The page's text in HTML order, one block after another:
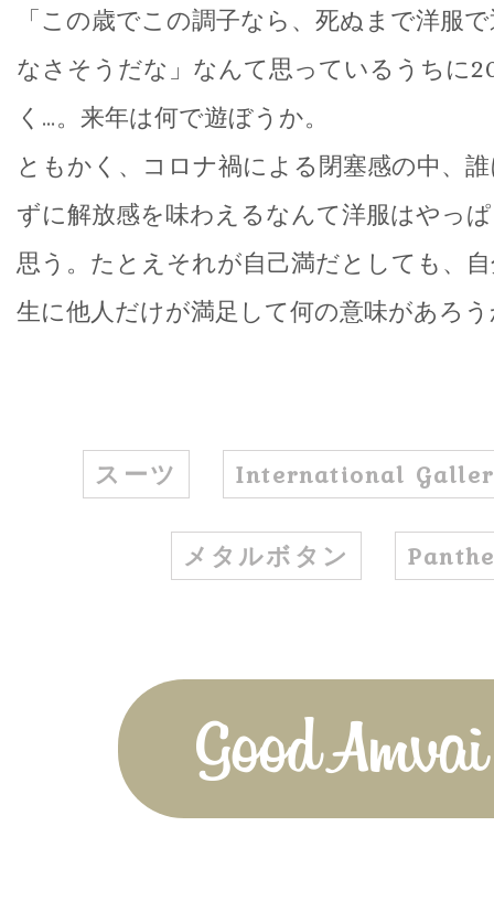
「この歳でこの調子なら、死ぬまで洋服
なさそうだな」なんて思っているうちに
く…。来年は何で遊ぼうか。
ともかく、コロナ禍による閉塞感の中、
ずに解放感を味わえるなんて洋服はやっ
思う。たとえそれが自己満だとしても、
生に他人だけが満足して何の意味があろ
スーツ International
メタルボタン